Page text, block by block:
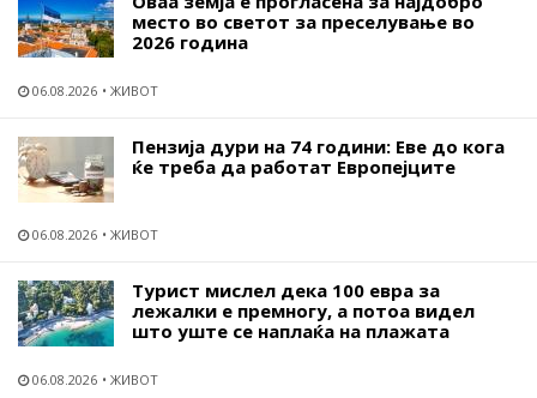
место во светот за преселување во
2026 година
06.08.2026 ЖИВОТ
Пензија дури на 74 години: Еве до кога
ќе треба да работат Европејците
06.08.2026 ЖИВОТ
Турист мислел дека 100 евра за
лежалки е премногу, а потоа видел
што уште се наплаќа на плажата
06.08.2026 ЖИВОТ